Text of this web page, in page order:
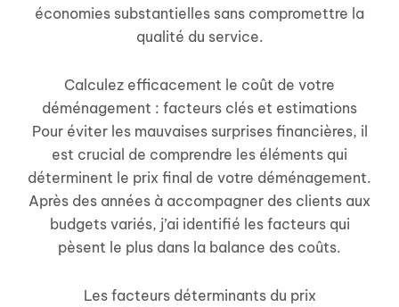
économies substantielles sans compromettre la
qualité du service.
Calculez efficacement le coût de votre
déménagement : facteurs clés et estimations
Pour éviter les mauvaises surprises financières, il
est crucial de comprendre les éléments qui
déterminent le prix final de votre déménagement.
Après des années à accompagner des clients aux
budgets variés, j’ai identifié les facteurs qui
pèsent le plus dans la balance des coûts.
Les facteurs déterminants du prix